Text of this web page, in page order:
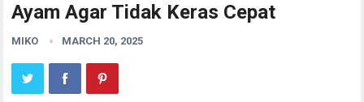
Ayam Agar Tidak Keras Cepat
MIKO MARCH 20, 2025